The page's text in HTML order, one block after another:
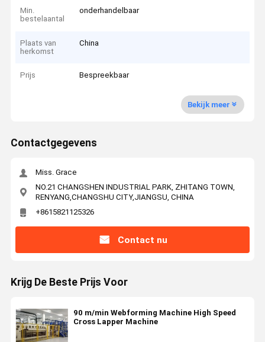
Min.
bestelaantal
onderhandelbaar
Plaats van
herkomst
China
Prijs Bespreekbaar
Bekijk meer
Contactgegevens
Miss. Grace
NO.21 CHANGSHEN INDUSTRIAL PARK, ZHITANG TOWN,
RENYANG,CHANGSHU CITY,JIANGSU, CHINA
+8615821125326
Contact nu
Krijg De Beste Prijs Voor
90 m/min Webforming Machine High Speed
Cross Lapper Machine